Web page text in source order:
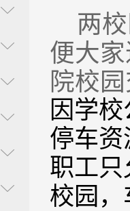
两
便大
院校
因学
停车
职工
校园